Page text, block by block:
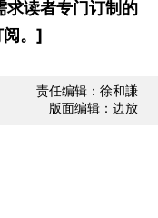
求读者专门订制的
。]
责任编辑：徐和謙
版面编辑：边放